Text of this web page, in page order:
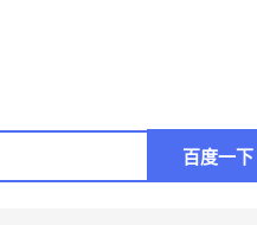
百度一下